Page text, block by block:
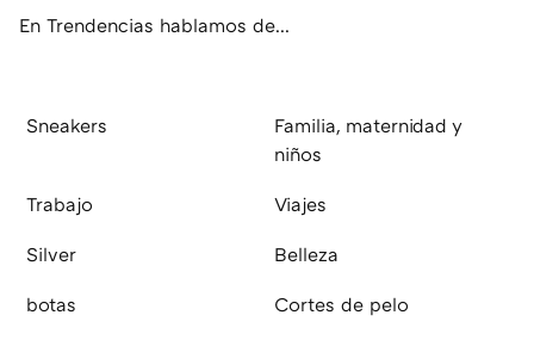
En Trendencias hablamos de...
Sneakers
Familia, maternidad y
niños
Trabajo Viajes
Silver Belleza
botas Cortes de pelo